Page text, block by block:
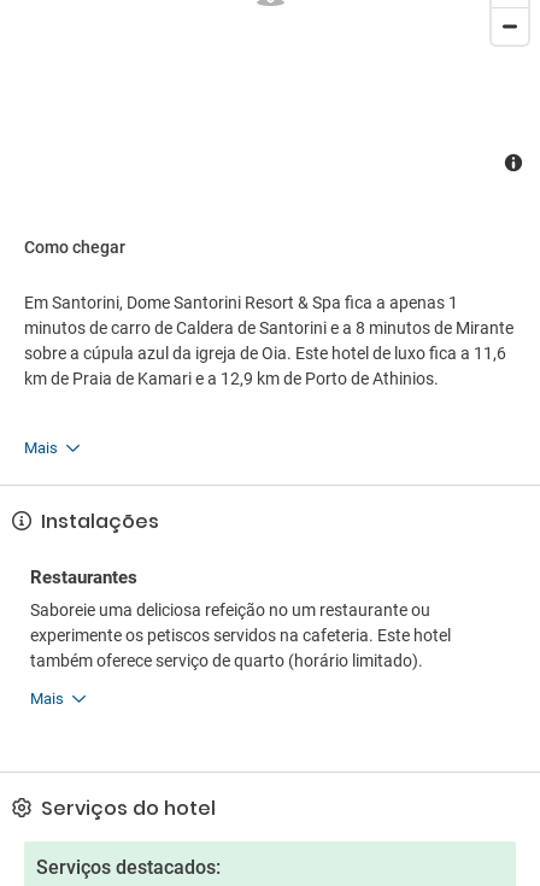
Como chegar
Em Santorini, Dome Santorini Resort & Spa fica a apenas 1
minutos de carro de Caldera de Santorini e a 8 minutos de Mirante
sobre a cúpula azul da igreja de Oia. Este hotel de luxo fica a 11,6
km de Praia de Kamari e a 12,9 km de Porto de Athinios.
Mais
Instalações
Restaurantes
Saboreie uma deliciosa refeição no um restaurante ou
experimente os petiscos servidos na cafeteria. Este hotel
também oferece serviço de quarto (horário limitado).
Mais
Serviços do hotel
Serviços destacados: